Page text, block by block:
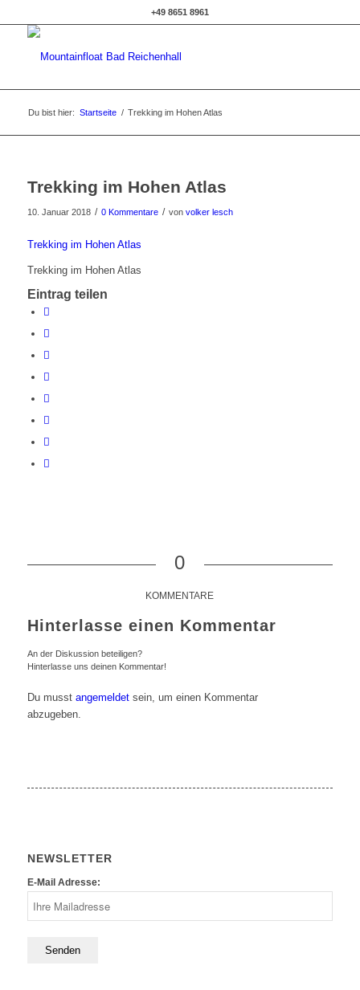
+49 8651 8961
Du bist hier: Startseite / Trekking im Hohen Atlas
Trekking im Hohen Atlas
10. Januar 2018 / 0 Kommentare / von volker lesch
Trekking im Hohen Atlas
Trekking im Hohen Atlas
Eintrag teilen
0
KOMMENTARE
Hinterlasse einen Kommentar
An der Diskussion beteiligen?
Hinterlasse uns deinen Kommentar!
Du musst angemeldetsein, um einen Kommentar
abzugeben.
NEWSLETTER
E-Mail Adresse: